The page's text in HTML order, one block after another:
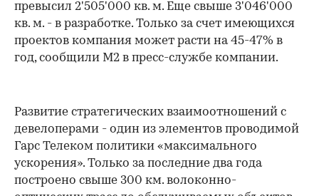
превысил 2'505'000 кв. м. Еще свыше 3'046'000
кв. м. - в разработке. Только за счет имеющихся
проектов компания может расти на 45-47% в
год, сообщили М2 в пресс-службе компании.
Развитие стратегических взаимоотношений с
девелоперами - один из элементов проводимой
Гарс Телеком политики «максимального
ускорения». Только за последние два года
построено свыше 300 км. волоконно-